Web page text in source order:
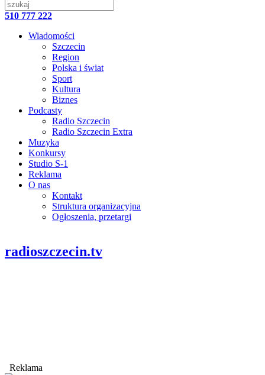
510 777 222
Wiadomości
Szczecin
Region
Polska i świat
Sport
Kultura
Biznes
Podcasty
Radio Szczecin
Radio Szczecin Extra
Muzyka
Konkursy
Studio S-1
Reklama
O nas
Kontakt
Struktura organizacyjna
Ogłoszenia, przetargi
radioszczecin.tv
Reklama